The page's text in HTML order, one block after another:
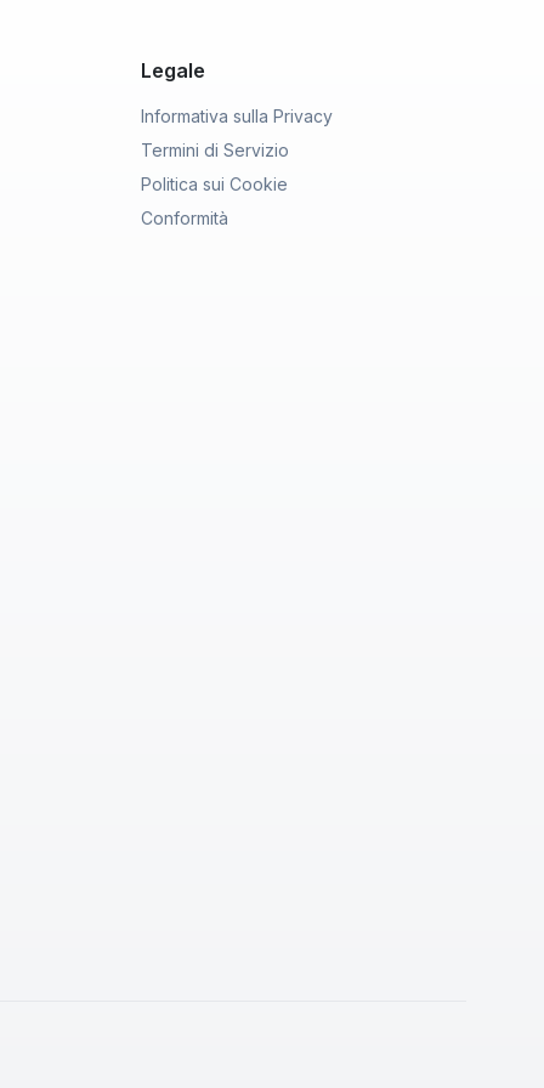
Legale
Informativa sulla Privacy
Termini di Servizio
Politica sui Cookie
Conformità